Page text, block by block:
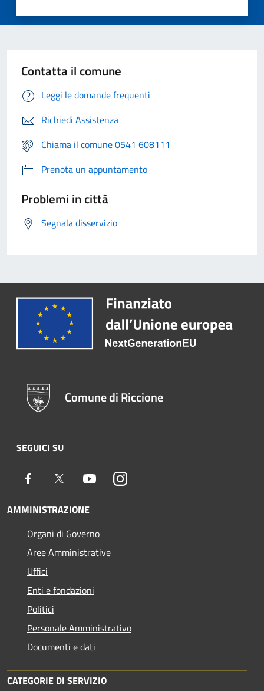
Contatta il comune
Leggi le domande frequenti
Richiedi Assistenza
Chiama il comune 0541 608111
Prenota un appuntamento
Problemi in città
Segnala disservizio
Comune di Riccione
SEGUICI SU
Facebook Twitter YoutubeInstagram
AMMINISTRAZIONE
Organi di Governo
Aree Amministrative
Uffici
Enti e fondazioni
Politici
Personale Amministrativo
Documenti e dati
CATEGORIE DI SERVIZIO